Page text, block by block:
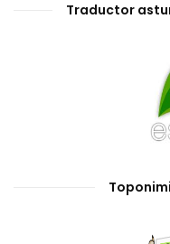
Traductor